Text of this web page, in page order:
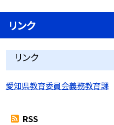
リンク
リンク
愛知県教育委員会義務教育課
RSS